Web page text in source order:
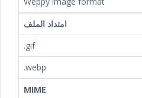
امتداد الملف
.gif
.webp
MIME